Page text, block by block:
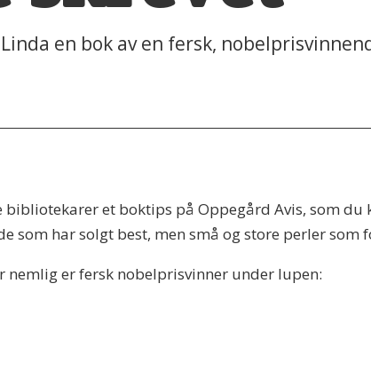
en bok av en fersk,
et boktips på Oppegård Avis, som du
som har solgt best, men små og store perler
nemlig er fersk nobelprisvinner under lupen: